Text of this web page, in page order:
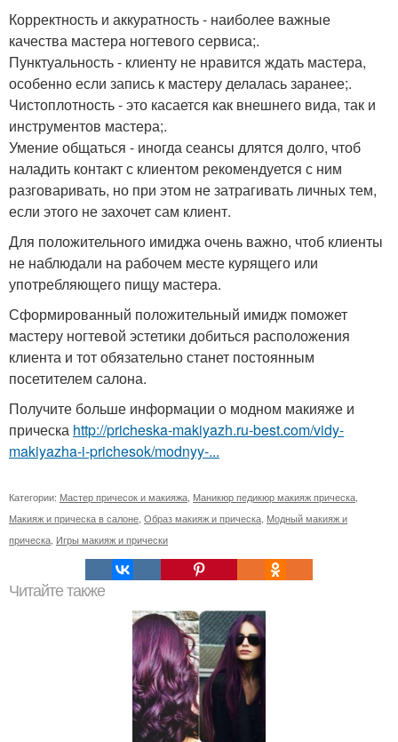
Корректность и аккуратность - наиболее важные
качества мастера ногтевого сервиса;.
Пунктуальность - клиенту не нравится ждать мастера,
особенно если запись к мастеру делалась заранее;.
Чистоплотность - это касается как внешнего вида, так и
инструментов мастера;.
Умение общаться - иногда сеансы длятся долго, чтоб
наладить контакт с клиентом рекомендуется с ним
разговаривать, но при этом не затрагивать личных тем,
если этого не захочет сам клиент.
Для положительного имиджа очень важно, чтоб клиенты
не наблюдали на рабочем месте курящего или
употребляющего пищу мастера.
Сформированный положительный имидж поможет
мастеру ногтевой эстетики добиться расположения
клиента и тот обязательно станет постоянным
посетителем салона.
Получите больше информации о модном макияже и
прическа http://pricheska-makiyazh.ru-best.com/vidy-
makiyazha-i-prichesok/modnyy-...
Категории: Мастер причесок и макияжа Маникюр педикюр макияж прическа
Макияж и прическа в салоне Образ макияж и прическа Модный макияж и
прическа Игры макияж и прически
Читайте также